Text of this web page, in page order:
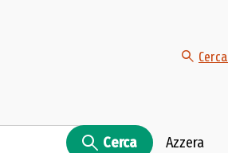
Cerca
Cerca Azzera